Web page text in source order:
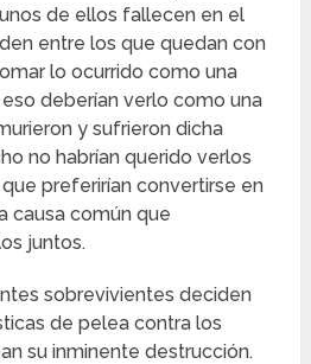
de ellos fallecen en el
entre los que quedan con
lo ocurrido como una
deberían verlo como una
y sufrieron dicha
no habrían querido verlos
preferirían convertirse en
causa común que
juntos.
sobrevivientes deciden
de pelea contra los
su inminente destrucción.